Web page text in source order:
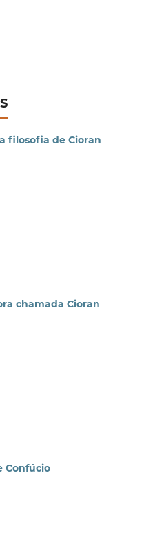
filosofia de Cioran
chamada Cioran
Confúcio